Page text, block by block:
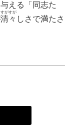
える「同志た
清々
すがすが
しさで満たさ